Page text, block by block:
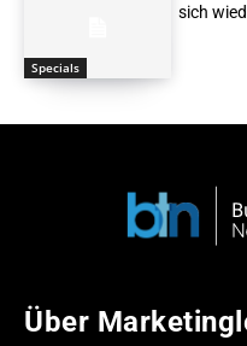
Specials
sich
Über